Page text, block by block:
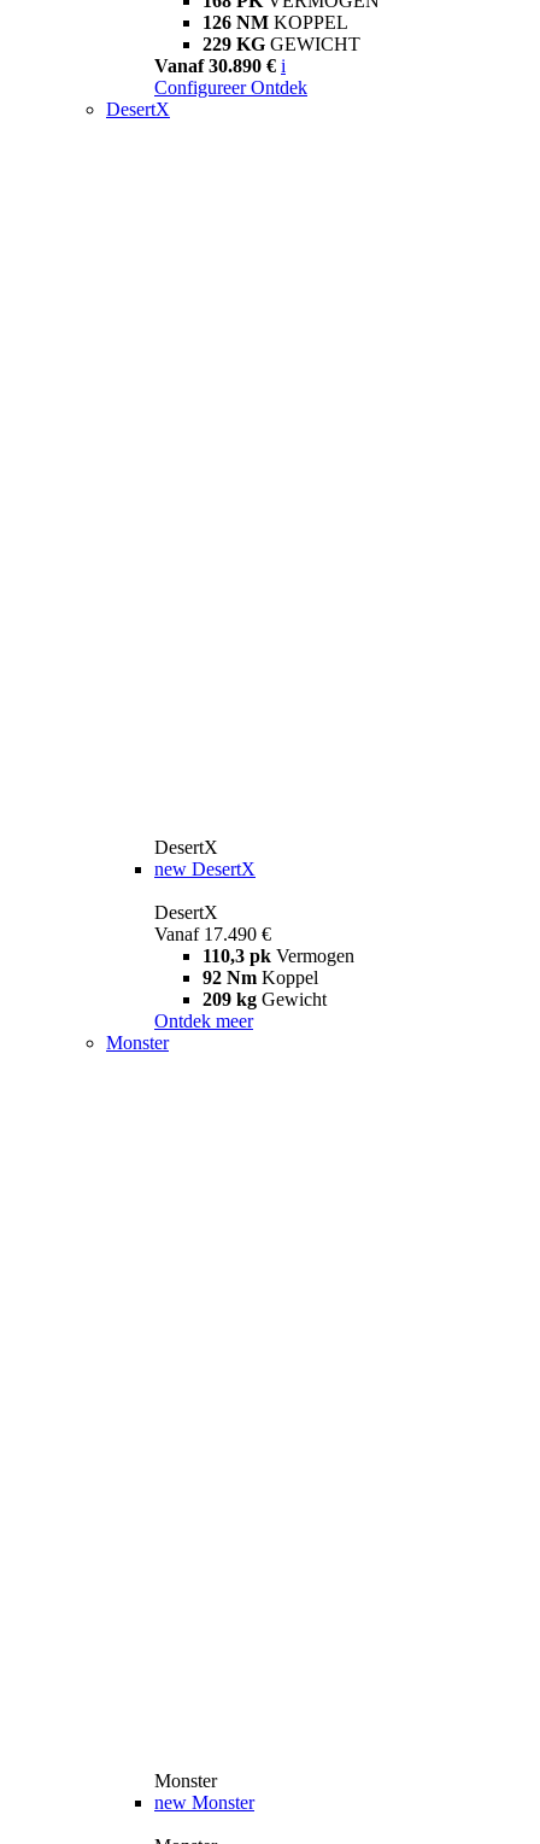
126 NM KOPPEL
229 KG GEWICHT
Vanaf 30.890 € i
Configureer Ontdek
DesertX
DesertX
new DesertX
DesertX
Vanaf 17.490 €
110,3 pk Vermogen
92 Nm Koppel
209 kg Gewicht
Ontdek meer
Monster
Monster
new Monster